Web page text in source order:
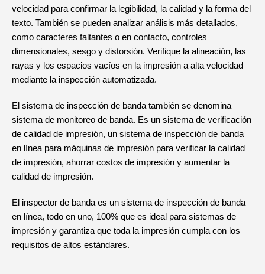
velocidad para confirmar la legibilidad, la calidad y la forma del
texto. También se pueden analizar análisis más detallados,
como caracteres faltantes o en contacto, controles
dimensionales, sesgo y distorsión. Verifique la alineación, las
rayas y los espacios vacíos en la impresión a alta velocidad
mediante la inspección automatizada.
El sistema de inspección de banda también se denomina
sistema de monitoreo de banda. Es un sistema de verificación
de calidad de impresión, un sistema de inspección de banda
en línea para máquinas de impresión para verificar la calidad
de impresión, ahorrar costos de impresión y aumentar la
calidad de impresión.
El inspector de banda es un sistema de inspección de banda
en línea, todo en uno, 100% que es ideal para sistemas de
impresión y garantiza que toda la impresión cumpla con los
requisitos de altos estándares.